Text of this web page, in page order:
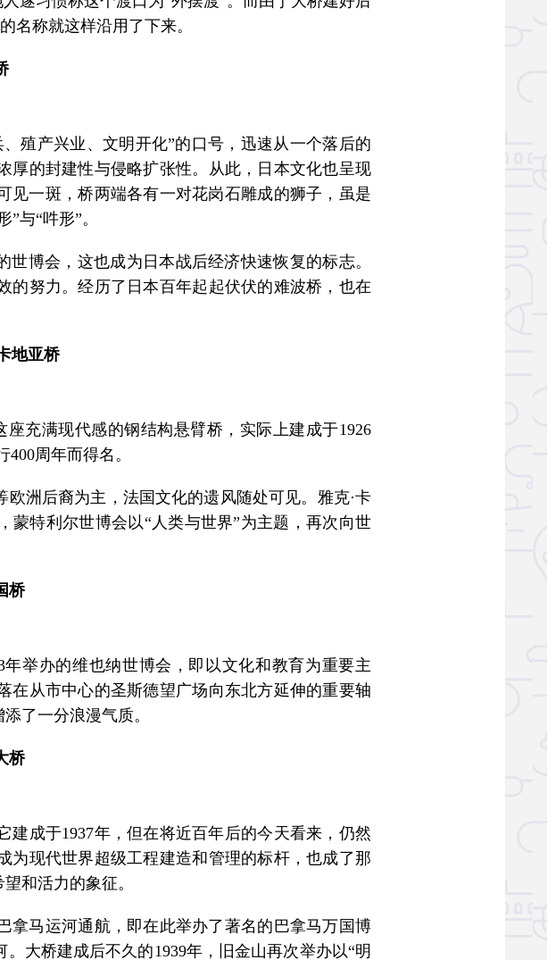
名称就这样沿用了下来。
产兴业、文明开化”的口号，迅速从一个落后的
厚的封建性与侵略扩张性。从此，日本文化也呈现
见一斑，桥两端各有一对花岗石雕成的狮子，虽是
与“吽形”。
博会，这也成为日本战后经济快速恢复的标志。
的努力。经历了日本百年起起伏伏的难波桥，也在
地亚桥
充满现代感的钢结构悬臂桥，实际上建成于1926
周年而得名。
洲后裔为主，法国文化的遗风随处可见。雅克·卡
蒙特利尔世博会以“人类与世界”为主题，再次向世
桥
举办的维也纳世博会，即以文化和教育为重要主
在从市中心的圣斯德望广场向东北方延伸的重要轴
了一分浪漫气质。
桥
成于1937年，但在将近百年后的今天看来，仍然
为现代世界超级工程建造和管理的标杆，也成了那
和活力的象征。
马运河通航，即在此举办了著名的巴拿马万国博
大桥建成后不久的1939年，旧金山再次举办以“明